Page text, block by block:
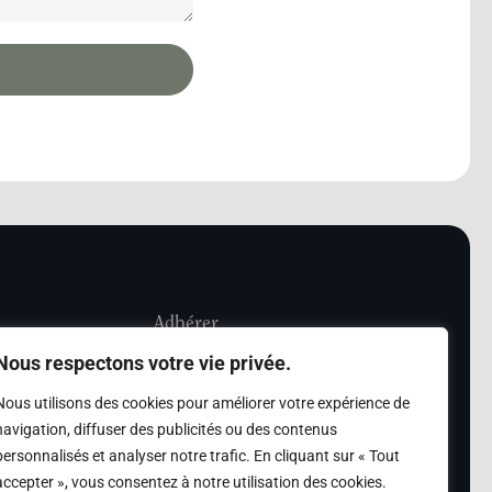
respectons votre vie privée.
utilisons des cookies pour améliorer votre expérience de
diffuser des publicités ou des contenus
et analyser notre trafic. En cliquant sur « Tout
», vous consentez à notre utilisation des cookies.
Les Amis de
de la
archives des Amis
Adhérer
Adhésion